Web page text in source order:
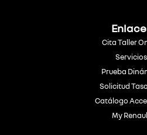
Cita Taller
Servicios
Prueba
Solicitud
Catálogo
My